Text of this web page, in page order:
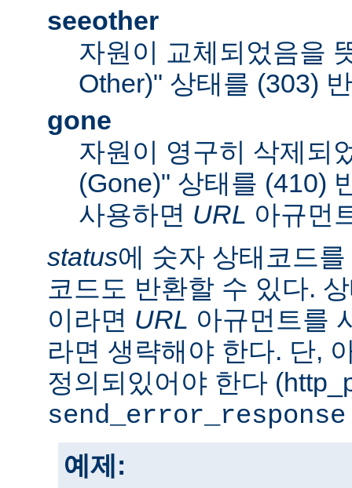
seeother
자원이 교체되었음을
Other)" 상태를 (303)
gone
자원이 영구히 삭제되
(Gone)" 상태를 (410)
사용하면 URL 아규먼
status에 숫자 상태코드
코드도 반환할 수 있다.
이라면 URL 아규먼트를
라면 생략해야 한다. 단,
정의되있어야 한다
send_error_response
예제: